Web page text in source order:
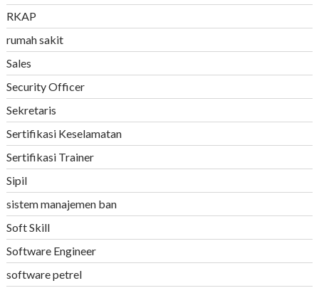
RKAP
rumah sakit
Sales
Security Officer
Sekretaris
Sertifikasi Keselamatan
Sertifikasi Trainer
Sipil
sistem manajemen ban
Soft Skill
Software Engineer
software petrel